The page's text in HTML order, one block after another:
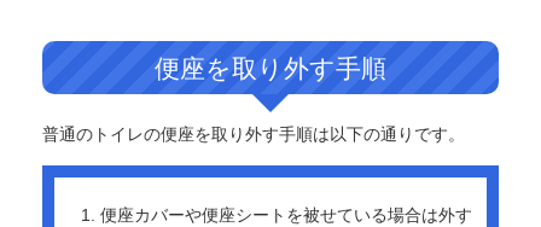
便座を取り外す手順
普通のトイレの便座を取り外す手順は以下の通りです。
便座カバーや便座シートを被せている場合は外す